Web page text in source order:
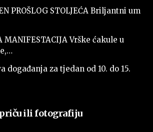
PROŠLOG STOLJEĆA Briljantni um
MANIFESTACIJA Vrške ćakule u
događanja za tjedan od 10. do 15.
ili fotografiju